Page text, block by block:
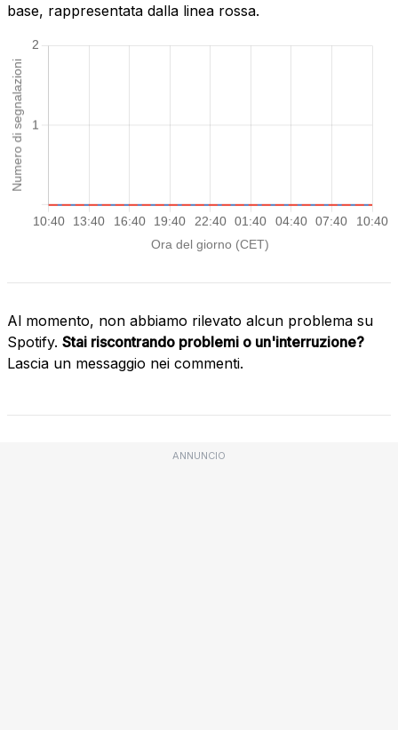
base, rappresentata dalla linea rossa.
Al momento, non abbiamo rilevato alcun problema su
Spotify. Stai riscontrando problemi o un'interruzione?
Lascia un messaggio nei commenti.
ANNUNCIO